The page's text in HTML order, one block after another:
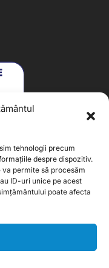
tehnologii precum
despre dispozitiv.
permite să procesăm
ID-uri unice pe acest
poate afecta